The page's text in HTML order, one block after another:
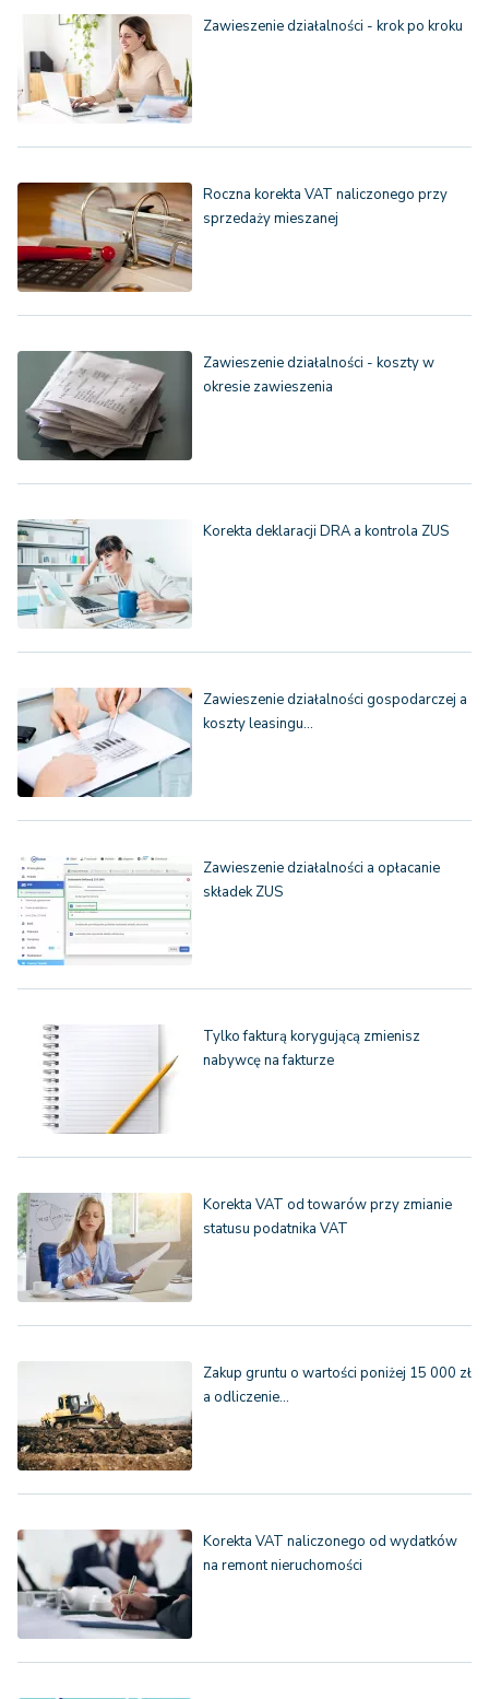
Zawieszenie działalności - krok po kroku
Roczna korekta VAT naliczonego przy
sprzedaży mieszanej
Zawieszenie działalności - koszty w
okresie zawieszenia
Korekta deklaracji DRA a kontrola ZUS
Zawieszenie działalności gospodarczej a
koszty leasingu…
Zawieszenie działalności a opłacanie
składek ZUS
Tylko fakturą korygującą zmienisz
nabywcę na fakturze
Korekta VAT od towarów przy zmianie
statusu podatnika VAT
Zakup gruntu o wartości poniżej 15 000 zł
a odliczenie…
Korekta VAT naliczonego od wydatków
na remont nieruchomości